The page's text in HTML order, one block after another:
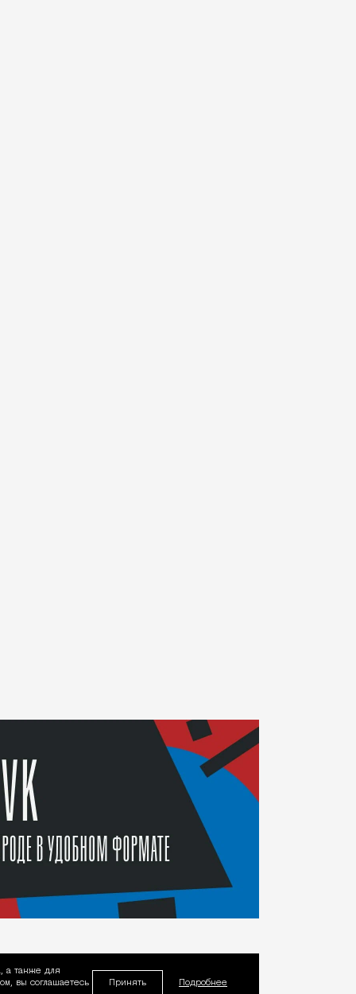
а также для
вы соглашаетесь
Принять Подробнее